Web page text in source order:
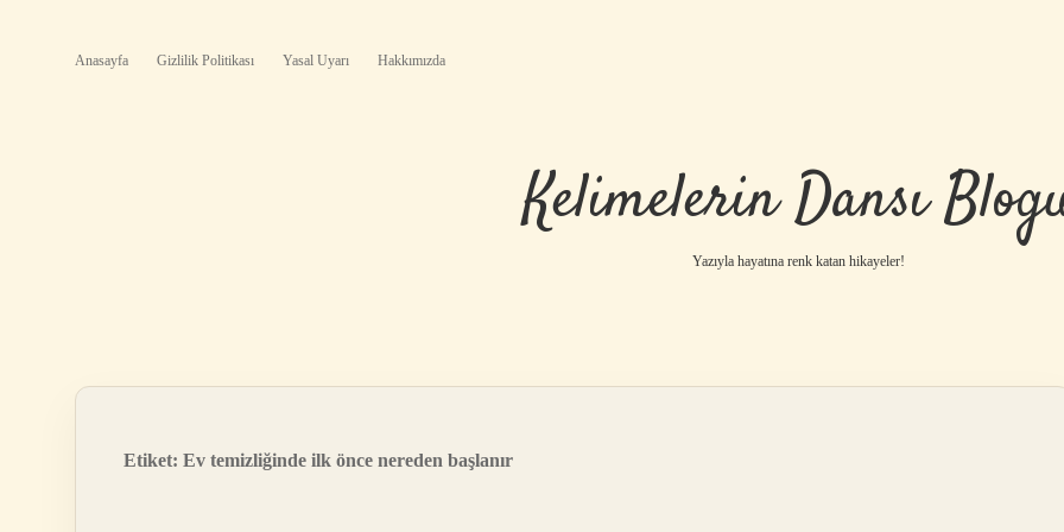
Anasayfa Gizlilik Politikası Yasal Uyarı Hakkımızda
Kelimelerin Dansı
Yazıyla hayatına renk katan hikayeler!
Etiket: Ev temizliğinde ilk önce nereden başlanır